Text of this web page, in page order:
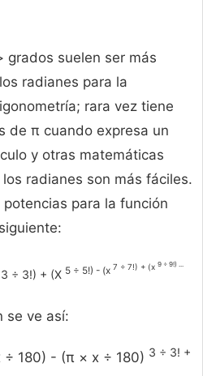
grados suelen ser más
radianes para la
rara vez tiene
de π cuando expresa un
y otras matemáticas
radianes son más fáciles.
para la función
3 ÷ 3!) + (X 5 ÷ 5!) - (x 7 ÷ 7!) + (x 9 ÷ 9!) ...
se ve así:
180) - (π × x ÷ 180) 3 ÷ 3! +